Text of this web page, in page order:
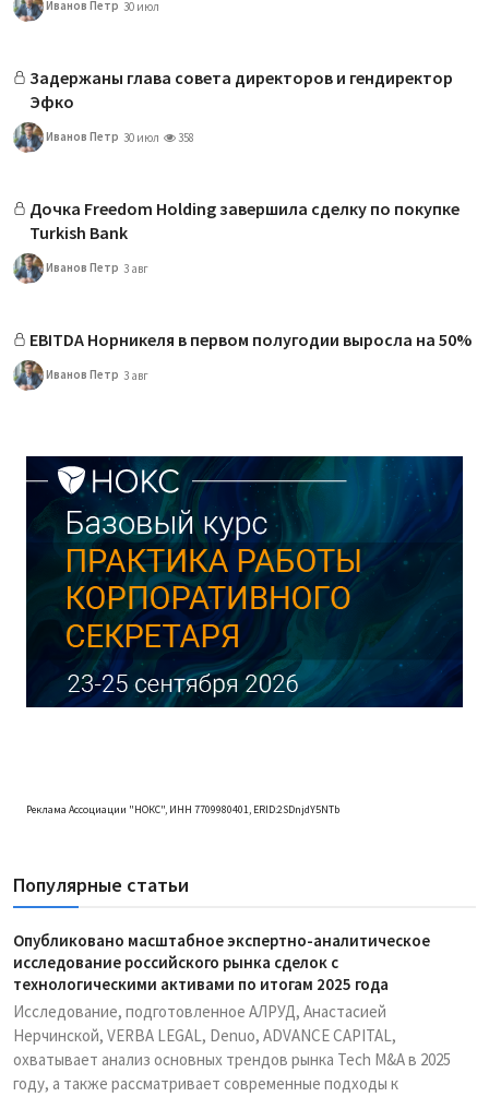
Иванов Петр 30 июл
Задержаны глава совета директоров и гендиректор
Эфко
Иванов Петр 30 июл 358
Дочка Freedom Holding завершила сделку по покупке
Turkish Bank
Иванов Петр 3 авг
EBITDA Норникеля в первом полугодии выросла на 50%
Иванов Петр 3 авг
Реклама Ассоциации "НОКС", ИНН 7709980401, ERID:2SDnjdY5NTb
Популярные статьи
Опубликовано масштабное экспертно-аналитическое
исследование российского рынка сделок с
технологическими активами по итогам 2025 года
Исследование, подготовленное АЛРУД, Анастасией
Нерчинской, VERBA LEGAL, Denuo, ADVANCE CAPITAL,
охватывает анализ основных трендов рынка Tech M&A в 2025
году, а также рассматривает современные подходы к